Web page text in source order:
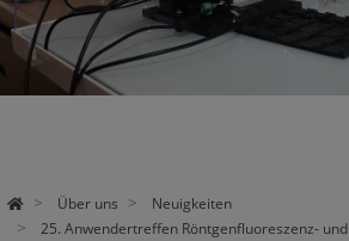
Über uns
Neuigkeiten
25. Anwendertreffen Röntgenfluoreszenz- und